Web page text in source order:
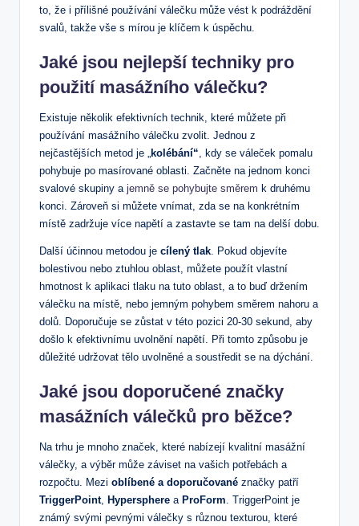
to, že i přílišné používání válečku může vést k podráždění
svalů, takže vše s mírou je klíčem k úspěchu.
Jaké jsou nejlepší techniky pro
použití masážního válečku?
Existuje několik efektivních technik, které můžete při
používání masážního válečku zvolit. Jednou z
nejčastějších metod je „kolébání“, kdy se váleček pomalu
pohybuje po masírované oblasti. Začněte na jednom konci
svalové skupiny a jemně se pohybujte směrem k druhému
konci. Zároveň si můžete vnímat, zda se na konkrétním
místě zadržuje více napětí a zastavte se tam na delší dobu.
Další účinnou metodou je cílený tlak. Pokud objevíte
bolestivou nebo ztuhlou oblast, můžete použít vlastní
hmotnost k aplikaci tlaku na tuto oblast, a to buď držením
válečku na místě, nebo jemným pohybem směrem nahoru a
dolů. Doporučuje se zůstat v této pozici 20-30 sekund, aby
došlo k efektivnímu uvolnění napětí. Při tomto způsobu je
důležité udržovat tělo uvolněné a soustředit se na dýchání.
Jaké jsou doporučené značky
masážních válečků pro běžce?
Na trhu je mnoho značek, které nabízejí kvalitní masážní
válečky, a výběr může záviset na vašich potřebách a
rozpočtu. Mezi oblíbené a doporučované značky patří
TriggerPoint, Hypersphere a ProForm. TriggerPoint je
známý svými pevnými válečky s různou texturou, které